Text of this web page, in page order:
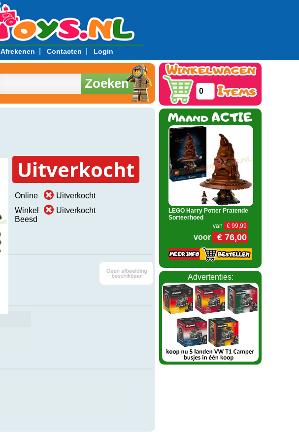
Afrekenen Contacten Login
Zoeken
Uitverkocht
Online
Uitverkocht
Winkel
Beesd
Uitverkocht
0
LEGO Harry Potter Pratende
Sorteerhoed
€ 99,99
van
€ 76,00
voor
Advertenties: